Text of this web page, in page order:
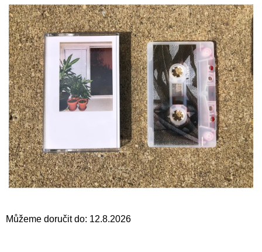
Můžeme doručit do: 12.8.2026
j
e
t
e
n
a
j
í
t
?
HLEDAT